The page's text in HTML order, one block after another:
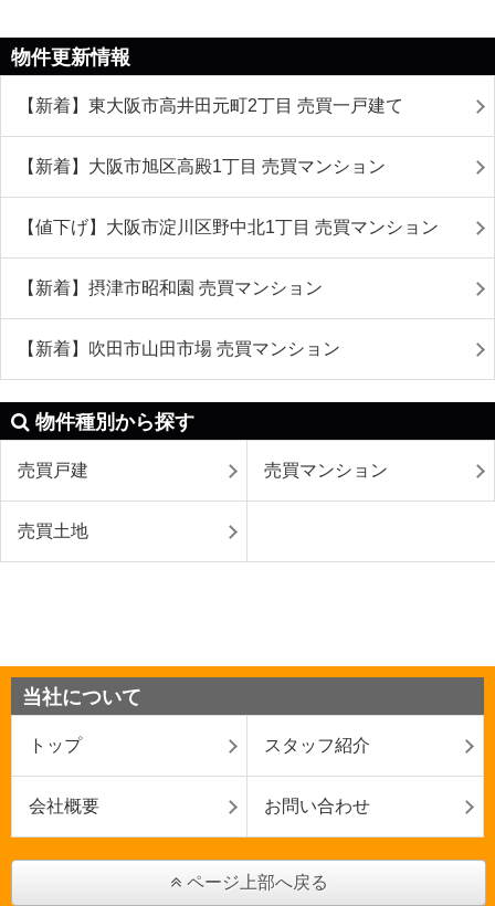
物件更新情報
【新着】東大阪市高井田元町2丁目 売買一戸建て
【新着】大阪市旭区高殿1丁目 売買マンション
【値下げ】大阪市淀川区野中北1丁目 売買マンション
【新着】摂津市昭和園 売買マンション
【新着】吹田市山田市場 売買マンション
物件種別から探す
売買戸建 売買マンション
売買土地
当社について
トップ スタッフ紹介
会社概要 お問い合わせ
ページ上部へ戻る